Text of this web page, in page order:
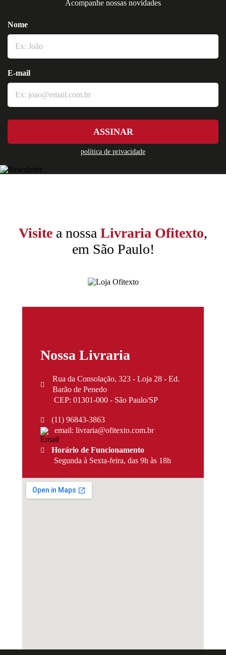
Acompanhe nossas novidades
política de privacidade
Nome
E-mail
ASSINAR
Visite a nossa Livraria Ofitexto,
em São Paulo!
Nossa Livraria
Rua da Consolação, 323 - Loja 28 - Ed.
Barão de Penedo
CEP: 01301-000 - São Paulo/SP
(11) 96843-3863
email: livraria@ofitexto.com.br
Horário de Funcionamento
Segunda à Sexta-feira, das 9h às 18h